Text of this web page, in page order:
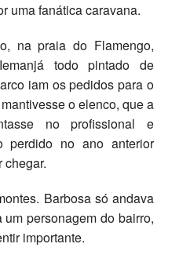
uma fanática caravana.
na praia do Flamengo,
todo pintado de
iam os pedidos para o
o elenco, que a
no profissional e
perdido no ano anterior
chegar.
Barbosa só andava
personagem do bairro,
importante.